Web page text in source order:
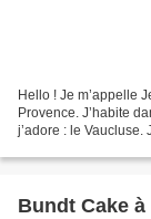
Hello ! Je m’appelle
Provence. J’habite
j’adore : le Vaucluse.
Bundt Cake